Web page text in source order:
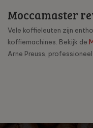
Moccamaster
Vele koffieleuten zijn
koffiemachines. Bekijk de
Arne Preuss,